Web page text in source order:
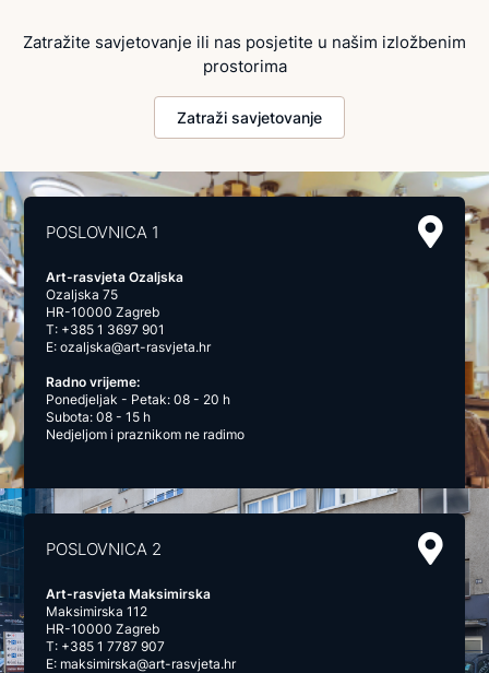
Zatražite savjetovanje ili nas posjetite u našim izložbenim
prostorima
Zatraži savjetovanje
POSLOVNICA 1
Art-rasvjeta Ozaljska
Ozaljska 75
HR-10000 Zagreb
T: +385 1 3697 901
E:ozaljska@art-rasvjeta.hr
Radno vrijeme:
Ponedjeljak - Petak: 08 - 20 h
Subota: 08 - 15 h
Nedjeljom i praznikom ne radimo
POSLOVNICA 2
Art-rasvjeta Maksimirska
Maksimirska 112
HR-10000 Zagreb
T: +385 1 7787 907
E: maksimirska@art-rasvjeta.hr